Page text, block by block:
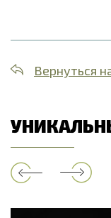
Вернуться